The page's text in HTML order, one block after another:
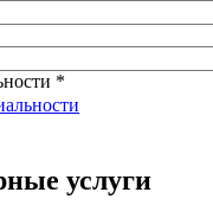
*
услуги